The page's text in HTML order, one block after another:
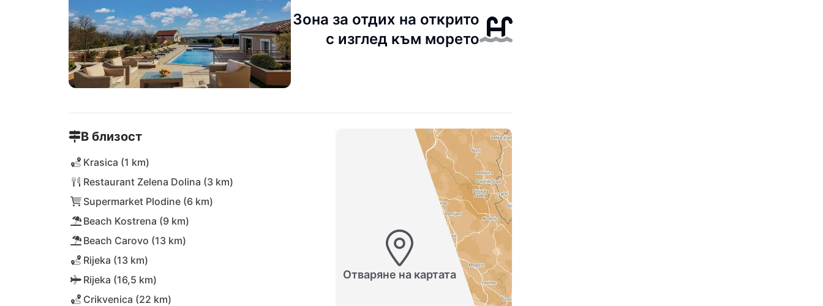
Зона за отдих на открито
с изглед към морето
В близост
Krasica (1 km)
Restaurant Zelena Dolina (3 km)
Supermarket Plodine (6 km)
Beach Kostrena (9 km)
Beach Carovo (13 km)
Rijeka (13 km)
Rijeka (16,5 km)
Crikvenica (22 km)
Отваряне на картата